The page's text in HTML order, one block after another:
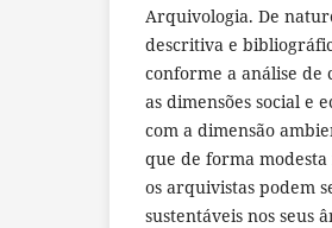
Arquivologia. De
descritiva e
conforme a análise de
as dimensões social e
com a dimensão
que de forma
os arquivistas podem
sustentáveis nos seus